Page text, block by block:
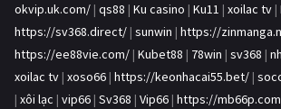
okvip.uk.com/ | qs88 | Ku casino | Ku11 | xoilac tv |
https://sv368.direct/ | sunwin | https://
https://ee88vie.com/ | Kubet88 | 78win | sv368 |
xoilac tv | xoso66 | https://keonhacai55.bet/ |
| xôi lạc | vip66 | Sv368 | Vip66 | https://